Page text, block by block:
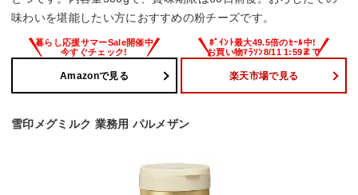
味わいを堪能したい方におすすめの粉チーズです。
Amazonで見る 楽天市場で見る
雪印メグミルク 業務用 パルメザン